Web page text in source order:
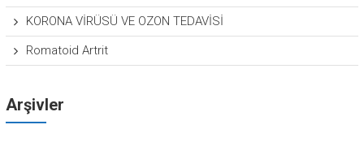
KORONA VİRÜSÜ VE OZON TEDAVİSİ
Romatoid Artrit
Arşivler